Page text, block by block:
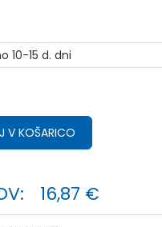
10-15 d. dni
V KOŠARICO
16,87 €